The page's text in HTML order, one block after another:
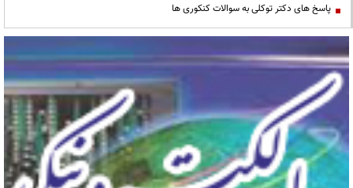
پاسخ های دکتر توکلی به سوالات کنکوری ها